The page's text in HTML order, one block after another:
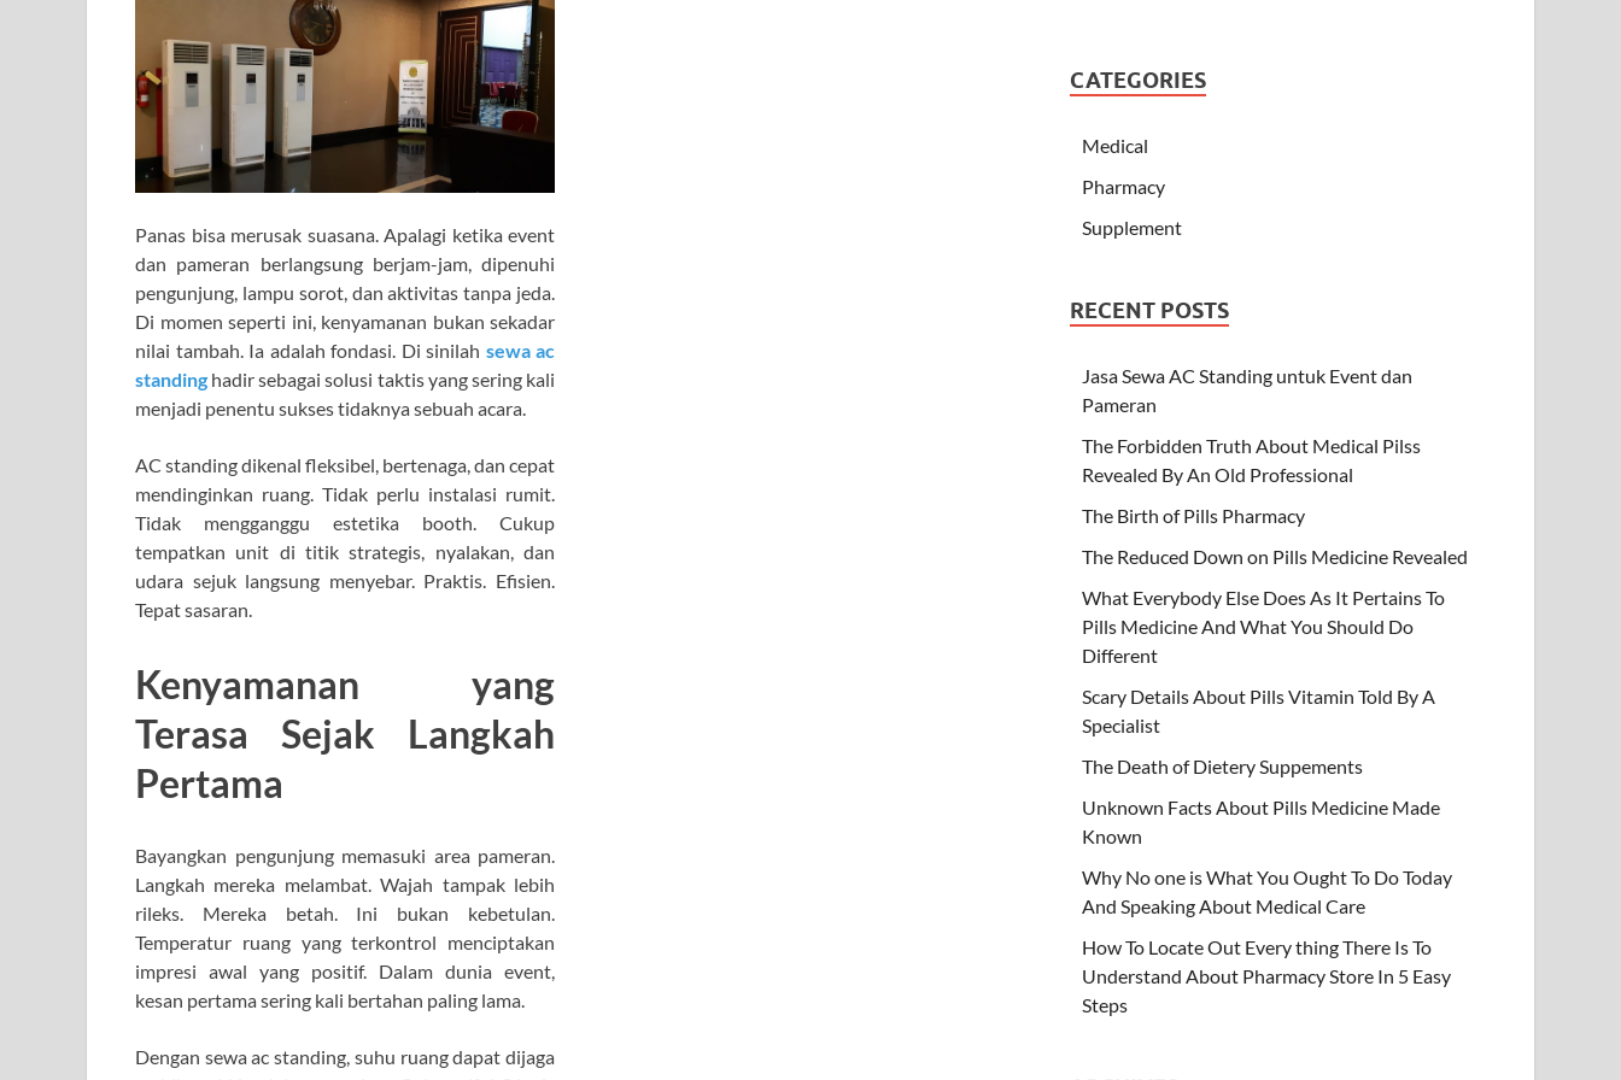
Panas bisa merusak suasana. Apalagi ketika event
dan pameran berlangsung berjam-jam, dipenuhi
pengunjung, lampu sorot, dan aktivitas tanpa jeda.
Di momen seperti ini, kenyamanan bukan sekadar
nilai tambah. Ia adalah fondasi. Di sinilah sewa ac
standing hadir sebagai solusi taktis yang sering kali
menjadi penentu sukses tidaknya sebuah acara.
AC standing dikenal fleksibel, bertenaga, dan cepat
mendinginkan ruang. Tidak perlu instalasi rumit.
Tidak mengganggu estetika booth. Cukup
tempatkan unit di titik strategis, nyalakan, dan
udara sejuk langsung menyebar. Praktis. Efisien.
Tepat sasaran.
Kenyamanan yang
Terasa Sejak Langkah
Pertama
Bayangkan pengunjung memasuki area pameran.
Langkah mereka melambat. Wajah tampak lebih
rileks. Mereka betah. Ini bukan kebetulan.
Temperatur ruang yang terkontrol menciptakan
impresi awal yang positif. Dalam dunia event,
kesan pertama sering kali bertahan paling lama.
Dengan sewa ac standing, suhu ruang dapat dijaga
CATEGORIES
Medical
Pharmacy
Supplement
RECENT POSTS
Jasa Sewa AC Standing untuk Event dan
Pameran
The Forbidden Truth About Medical Pilss
Revealed By An Old Professional
The Birth of Pills Pharmacy
The Reduced Down on Pills Medicine Revealed
What Everybody Else Does As It Pertains To
Pills Medicine And What You Should Do
Different
Scary Details About Pills Vitamin Told By A
Specialist
The Death of Dietery Suppements
Unknown Facts About Pills Medicine Made
Known
Why No one is What You Ought To Do Today
And Speaking About Medical Care
How To Locate Out Every thing There Is To
Understand About Pharmacy Store In 5 Easy
Steps